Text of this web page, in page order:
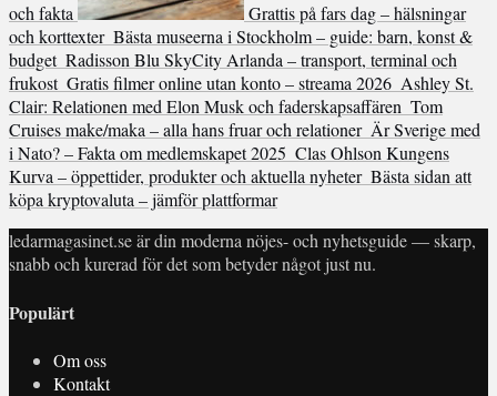
och fakta
Grattis på fars dag – hälsningar
och korttexter Bästa museerna i Stockholm – guide: barn, konst &
budget Radisson Blu SkyCity Arlanda – transport, terminal och
frukost Gratis filmer online utan konto – streama 2026 Ashley St.
Clair: Relationen med Elon Musk och faderskapsaffären Tom
Cruises make/maka – alla hans fruar och relationer Är Sverige med
i Nato? – Fakta om medlemskapet 2025 Clas Ohlson Kungens
Kurva – öppettider, produkter och aktuella nyheter Bästa sidan att
köpa kryptovaluta – jämför plattformar
ledarmagasinet.se är din moderna nöjes- och nyhetsguide — skarp,
snabb och kurerad för det som betyder något just nu.
Populärt
Om oss
Kontakt